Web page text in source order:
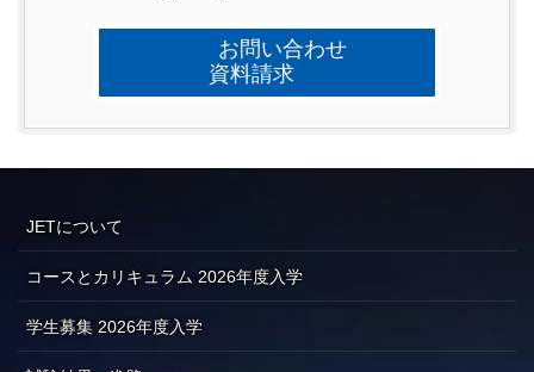
お問い合わせ
資料請求
JETについて
コースとカリキュラム 2026年度入学
学生募集 2026年度入学